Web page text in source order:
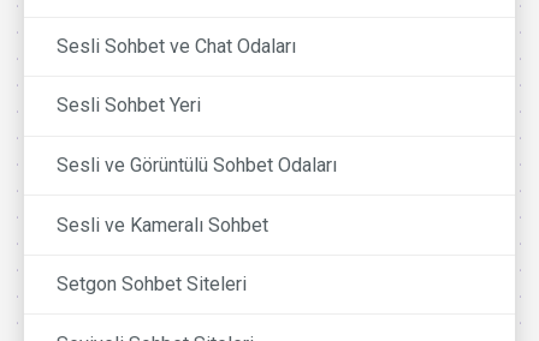
Sesli Sohbet ve Chat Odaları
Sesli Sohbet Yeri
Sesli ve Görüntülü Sohbet Odaları
Sesli ve Kameralı Sohbet
Setgon Sohbet Siteleri